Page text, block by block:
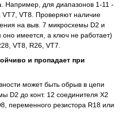
Например, для диапазонов 1-11 -
VT7, VT8. Проверяют наличие
на выв. 7 микросхемы D2 и
имеется, а ключ не работает)
VT8, R26, VT7.
и пропадает при
может быть обрыв в цепи
D2 до конт. 12 соединителя Х2
переменного резистора R18 или